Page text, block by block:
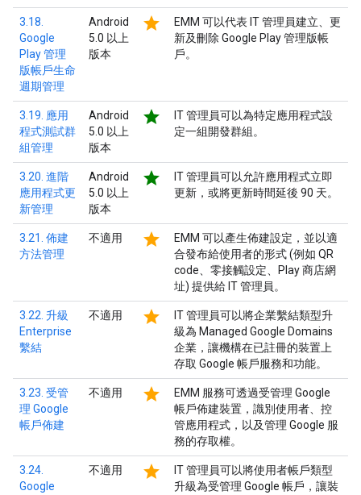
3.18.
Google
Play 管理
版帳戶生命
週期管理
Android
5.0 以上
版本
star
EMM 可以代表 IT 管理員建立、更
新及刪除 Google Play 管理版帳
戶。
3.19. 應用
程式測試群
組管理
Android
5.0 以上
版本
star
IT 管理員可以為特定應用程式設
定一組開發群組。
3.20. 進階
應用程式更
新管理
Android
5.0 以上
版本
star
IT 管理員可以允許應用程式立即
更新，或將更新時間延後 90 天。
3.21. 佈建
方法管理
不適用 star
EMM 可以產生佈建設定，並以適
合發布給使用者的形式 (例如 QR
code、零接觸設定、Play 商店網
址) 提供給 IT 管理員。
3.22. 升級
Enterprise
繫結
不適用 star
IT 管理員可以將企業繫結類型升
級為 Managed Google Domains
企業，讓機構在已註冊的裝置上
存取 Google 帳戶服務和功能。
3.23. 受管
理 Google
帳戶佈建
不適用 star
EMM 服務可透過受管理 Google
帳戶佈建裝置，識別使用者、控
管應用程式，以及管理 Google 服
務的存取權。
3.24.
Google
不適用 star
IT 管理員可以將使用者帳戶類型
升級為受管理 Google 帳戶，讓裝